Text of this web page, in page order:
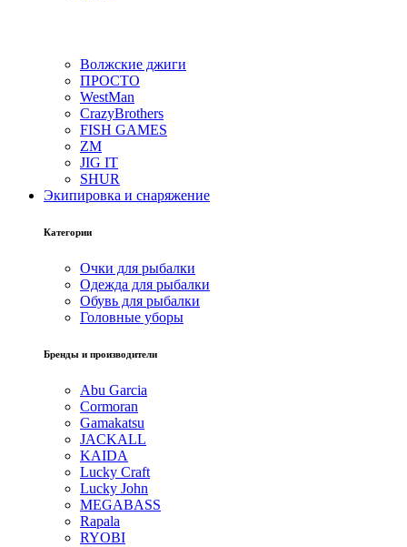
Волжские джиги
ПРОСТО
WestMan
CrazyBrothers
FISH GAMES
ZM
JIG IT
SHUR
Экипировка и снаряжение
Категории
Очки для рыбалки
Одежда для рыбалки
Обувь для рыбалки
Головные уборы
Бренды и производители
Abu Garcia
Cormoran
Gamakatsu
JACKALL
KAIDA
Lucky Craft
Lucky John
MEGABASS
Rapala
RYOBI